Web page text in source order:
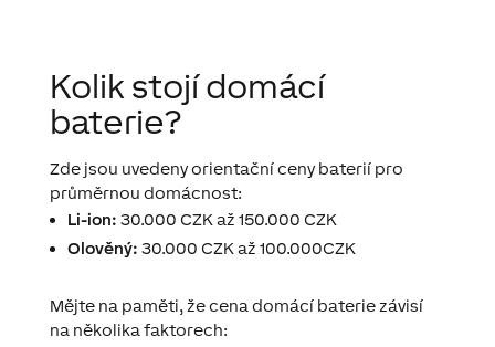
Kolik stojí domácí
baterie?
Zde jsou uvedeny orientační ceny baterií pro
průměrnou domácnost:
Li-ion: 30.000 CZK až 150.000 CZK
Olověný: 30.000 CZK až 100.000CZK
Mějte na paměti, že cena domácí baterie závisí
na několika faktorech: